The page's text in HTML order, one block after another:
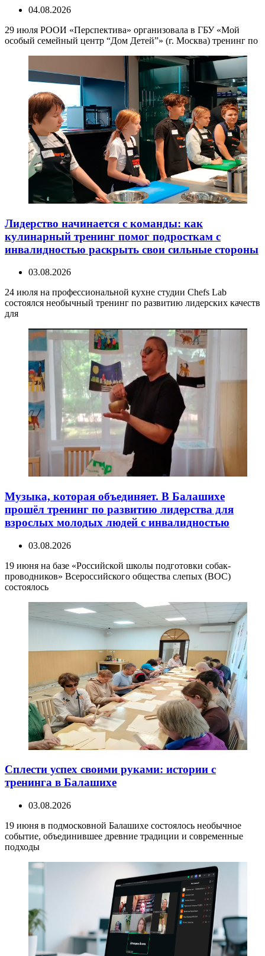
04.08.2026
29 июля РООИ «Перспектива» организовала в ГБУ «Мой
особый семейный центр “Дом Детей”» (г. Москва) тренинг по
Лидерство начинается с команды: как
кулинарный тренинг помог подросткам с
инвалидностью раскрыть свои сильные стороны
03.08.2026
24 июля на профессиональной кухне студии Chefs Lab
состоялся необычный тренинг по развитию лидерских качеств
для
Музыка, которая объединяет. В Балашихе
прошёл тренинг по развитию лидерства для
взрослых молодых людей с инвалидностью
03.08.2026
19 июня на базе «Российской школы подготовки собак-
проводников» Всероссийского общества слепых (ВОС)
состоялось
Сплести успех своими руками: истории с
тренинга в Балашихе
03.08.2026
19 июня в подмосковной Балашихе состоялось необычное
событие, объединившее древние традиции и современные
подходы